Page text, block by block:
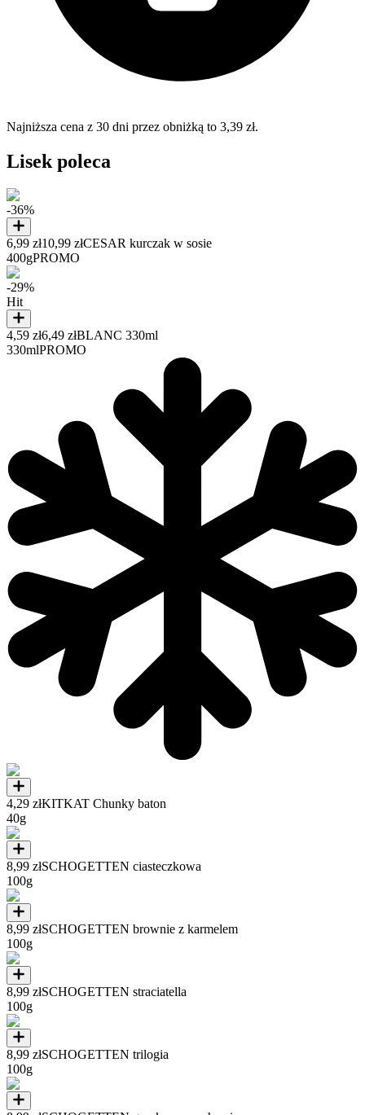
Najniższa cena z 30 dni przez obniżką to 3,39 zł.
Lisek poleca
-36%
6,99 zł10,99 złCESAR kurczak w sosie
400gPROMO
-29%
Hit
4,59 zł6,49 złBLANC 330ml
330mlPROMO
4,29 złKITKAT Chunky baton
40g
8,99 złSCHOGETTEN ciasteczkowa
100g
8,99 złSCHOGETTEN brownie z karmelem
100g
8,99 złSCHOGETTEN straciatella
100g
8,99 złSCHOGETTEN trilogia
100g